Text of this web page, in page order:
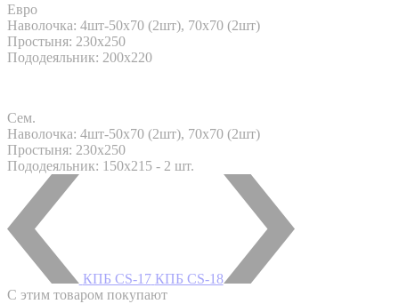
Евро
Наволочка: 4шт-50х70 (2шт), 70х70 (2шт)
Простыня: 230x250
Пододеяльник: 200x220
Сем.
Наволочка: 4шт-50х70 (2шт), 70х70 (2шт)
Простыня: 230x250
Пододеяльник: 150x215 - 2 шт.
КПБ CS-17 КПБ CS-18
С этим товаром покупают